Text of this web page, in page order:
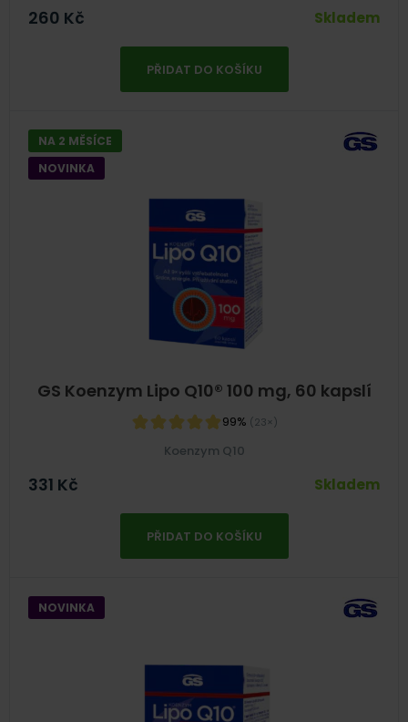
260 Kč Skladem
PŘIDAT DO KOŠÍKU
GS Koenzym Lipo Q10® 100 mg, 60 kapslí
99% (23×)
NA 2 MĚSÍCE
NOVINKA
Koenzym Q10
331 Kč Skladem
PŘIDAT DO KOŠÍKU
NOVINKA